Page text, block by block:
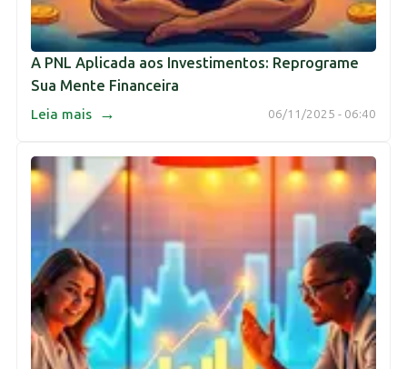
A PNL Aplicada aos Investimentos: Reprograme
Sua Mente Financeira
06/11/2025 - 06:40
Leia mais →